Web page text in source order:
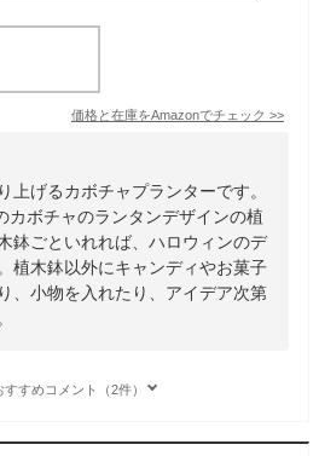
価格と在庫をAmazonでチェック >>
上げるカボチャプランターです。
カボチャのランタンデザインの植
鉢ごといれれば、ハロウィンのデ
植木鉢以外にキャンディやお菓子
、小物を入れたり、アイデア次第
すめコメント（2件）